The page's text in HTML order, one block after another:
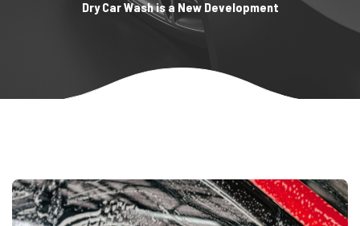
Dry Car Wash is a New Development